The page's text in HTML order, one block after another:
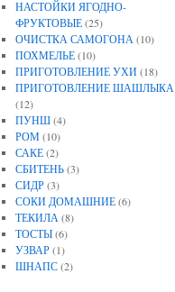
НАСТОЙКИ ЯГОДНО-
ФРУКТОВЫЕ(25)
ОЧИСТКА САМОГОНА(10)
ПОХМЕЛЬЕ(10)
ПРИГОТОВЛЕНИЕ УХИ(18)
ПРИГОТОВЛЕНИЕ ШАШЛЫКА
(12)
ПУНШ(4)
РОМ(10)
САКЕ(2)
СБИТЕНЬ(3)
СИДР(3)
СОКИ ДОМАШНИЕ(6)
ТЕКИЛА(8)
ТОСТЫ(6)
УЗВАР(1)
ШНАПС(2)